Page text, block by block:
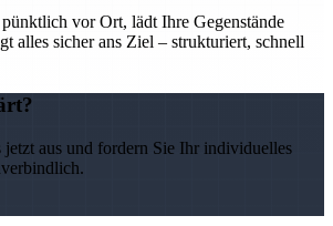
vor Ort, lädt Ihre Gegenstände
alles sicher ans Ziel – strukturiert, schnell
jetzt aus und fordern Sie Ihr individuelles